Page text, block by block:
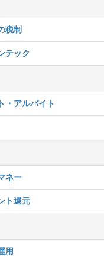
税制
テック
・アルバイト
ネー
ト還元
用